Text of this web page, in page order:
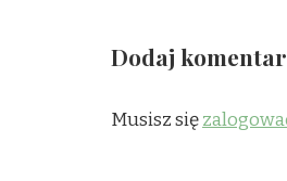
Dodaj
Musisz się